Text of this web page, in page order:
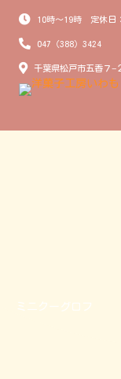
10時～19時 定休日
047（388）3424
千葉県松戸市五香７−
ミニクーグロフ